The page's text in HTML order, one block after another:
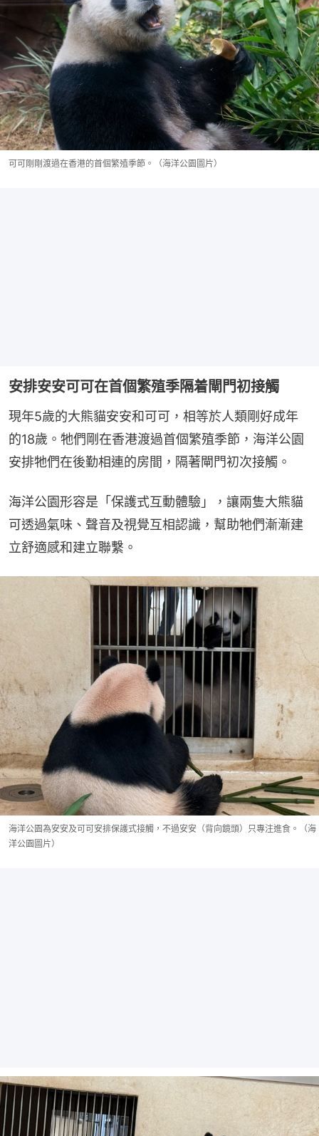
可可剛剛渡過在香港的首個繁殖季節。（海洋公園圖片）
安排安安可可在首個繁殖季隔着閘門初接觸
現年5歲的大熊貓安安和可可，相等於人類剛好成年
的18歲。牠們剛在香港渡過首個繁殖季節，海洋公園
安排牠們在後勤相連的房間，隔著閘門初次接觸。
海洋公園形容是「保護式互動體驗」，讓兩隻大熊貓
可透過氣味、聲音及視覺互相認識，幫助牠們漸漸建
立舒適感和建立聯繫。
海洋公園為安安及可可安排保護式接觸，不過安安（背向鏡頭）只專注進食。（海
洋公園圖片）